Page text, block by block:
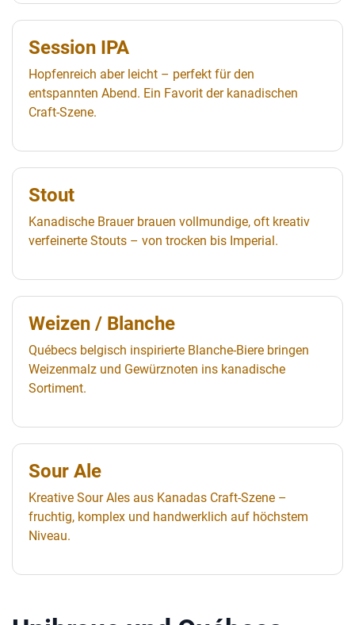
Session IPA
Hopfenreich aber leicht – perfekt für den
entspannten Abend. Ein Favorit der kanadischen
Craft-Szene.
Stout
Kanadische Brauer brauen vollmundige, oft kreativ
verfeinerte Stouts – von trocken bis Imperial.
Weizen / Blanche
Québecs belgisch inspirierte Blanche-Biere bringen
Weizenmalz und Gewürznoten ins kanadische
Sortiment.
Sour Ale
Kreative Sour Ales aus Kanadas Craft-Szene –
fruchtig, komplex und handwerklich auf höchstem
Niveau.